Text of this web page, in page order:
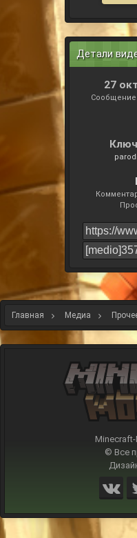
Детали
27
Сообщение
Главная Медиа
© Все